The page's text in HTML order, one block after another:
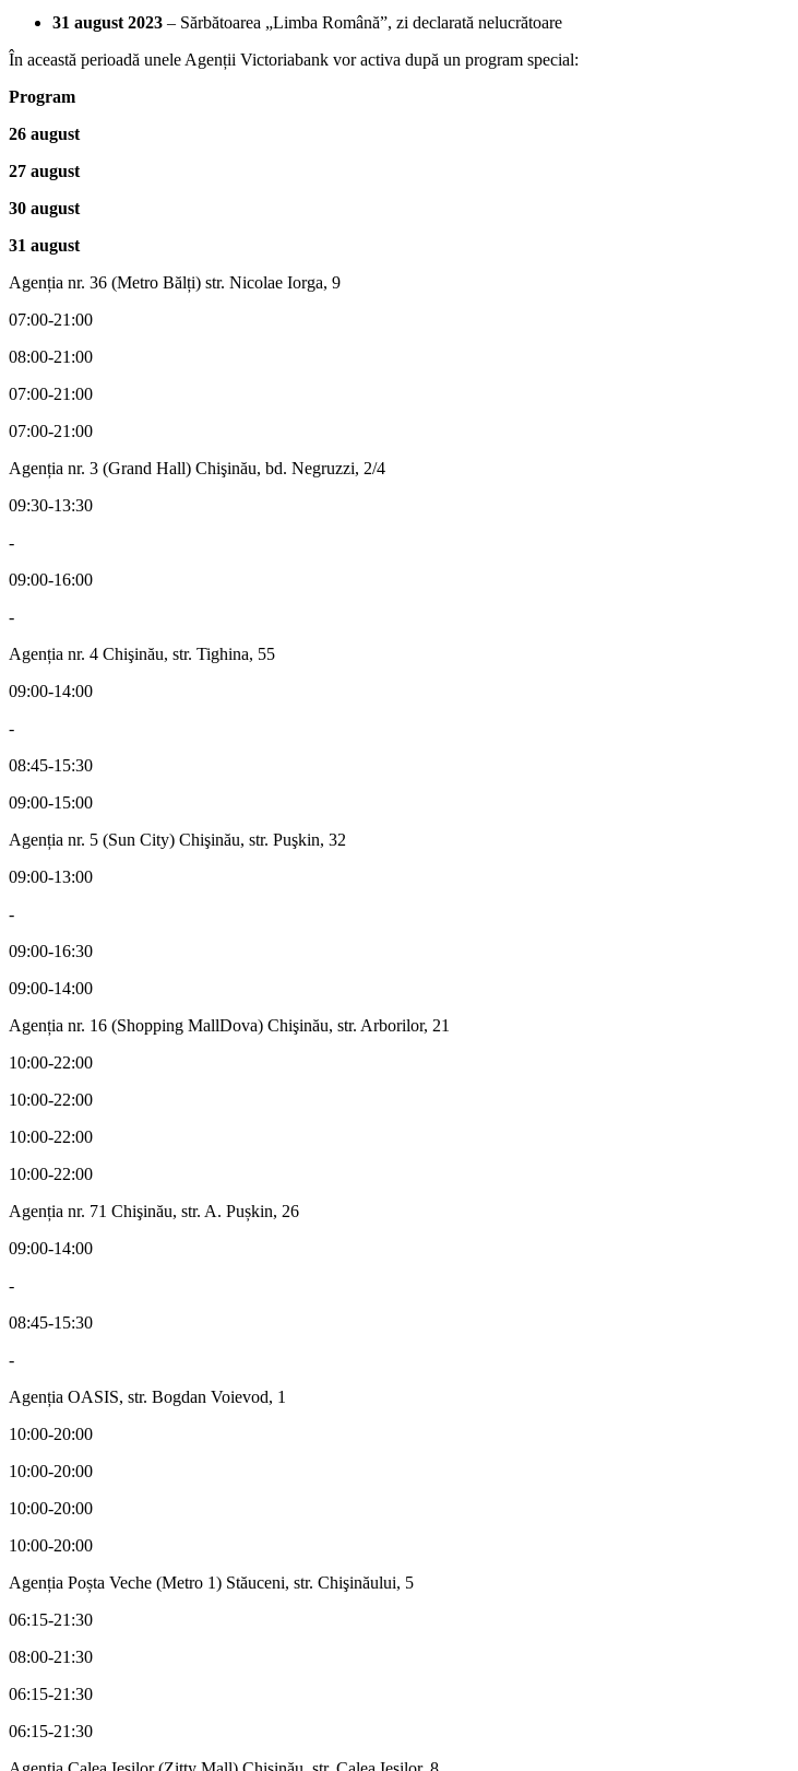
31 august 2023 – Sărbătoarea „Limba Română”, zi declarată nelucrătoare
În această perioadă unele Agenții Victoriabank vor activa după un program special:
Program
26 august
27 august
30 august
31 august
Agenția nr. 36 (Metro Bălți) str. Nicolae Iorga, 9
07:00-21:00
08:00-21:00
07:00-21:00
07:00-21:00
Agenția nr. 3 (Grand Hall) Chişinău, bd. Negruzzi, 2/4
09:30-13:30
-
09:00-16:00
-
Agenția nr. 4 Chişinău, str. Tighina, 55
09:00-14:00
-
08:45-15:30
09:00-15:00
Agenția nr. 5 (Sun City) Chişinău, str. Puşkin, 32
09:00-13:00
-
09:00-16:30
09:00-14:00
Agenția nr. 16 (Shopping MallDova) Chişinău, str. Arborilor, 21
10:00-22:00
10:00-22:00
10:00-22:00
10:00-22:00
Agenția nr. 71 Chişinău, str. A. Pușkin, 26
09:00-14:00
-
08:45-15:30
-
Agenția OASIS, str. Bogdan Voievod, 1
10:00-20:00
10:00-20:00
10:00-20:00
10:00-20:00
Agenția Poșta Veche (Metro 1) Stăuceni, str. Chişinăului, 5
06:15-21:30
08:00-21:30
06:15-21:30
06:15-21:30